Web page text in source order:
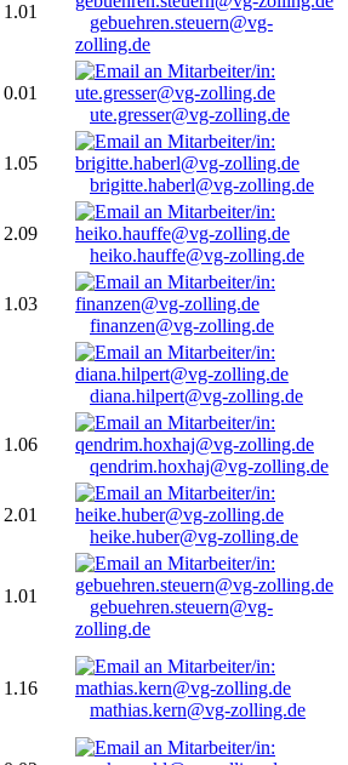
1.01
gebuehren.steuern@vg-
zolling.de
0.01
ute.gresser@vg-zolling.de
1.05
brigitte.haberl@vg-zolling.de
2.09
heiko.hauffe@vg-zolling.de
1.03
finanzen@vg-zolling.de
diana.hilpert@vg-zolling.de
1.06
qendrim.hoxhaj@vg-zolling.de
2.01
heike.huber@vg-zolling.de
1.01
gebuehren.steuern@vg-
zolling.de
1.16
mathias.kern@vg-zolling.de